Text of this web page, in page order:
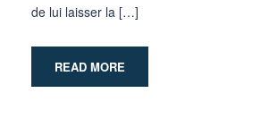
de lui laisser la […]
READ MORE